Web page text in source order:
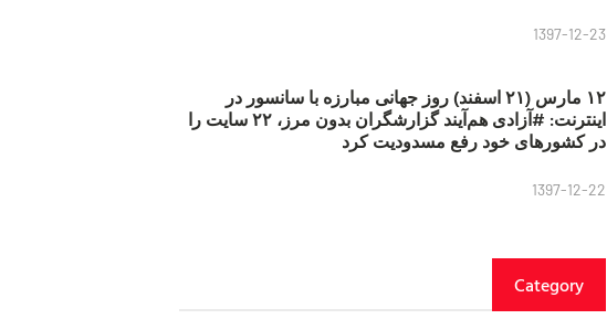
1397-12-23
۱۲ مارس (۲۱ اسفند) روز جهانی مبارزه با سانسور در
اینترنت: #آزادی هم‌آیند گزارشگران‌ بدون مرز، ۲۲ سایت را
در کشورهای خود رفع مسدودیت کرد
1397-12-22
Category